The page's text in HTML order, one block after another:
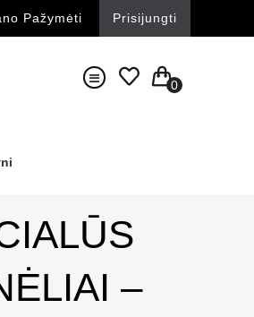
Pažymėti Prisijungti
0
–